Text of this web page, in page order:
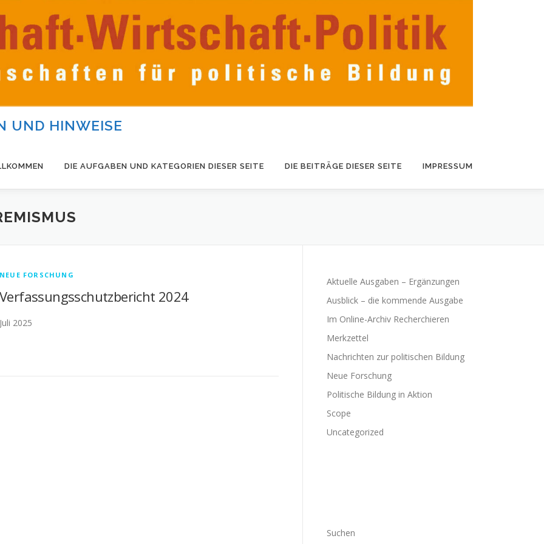
UND HINWEISE
DIE AUFGABEN UND KATEGORIEN DIESER SEITE DIE BEITRÄGE DIESER SEITE IMPRESSUM
NEUE FORSCHUNG
Verfassungsschutzbericht 2024
Juli 2025
Aktuelle Ausgaben – Ergänzungen
Ausblick – die kommende Ausgabe
Im Online-Archiv Recherchieren
Merkzettel
Nachrichten zur politischen Bildung
Neue Forschung
Politische Bildung in Aktion
Scope
Uncategorized
Suchen